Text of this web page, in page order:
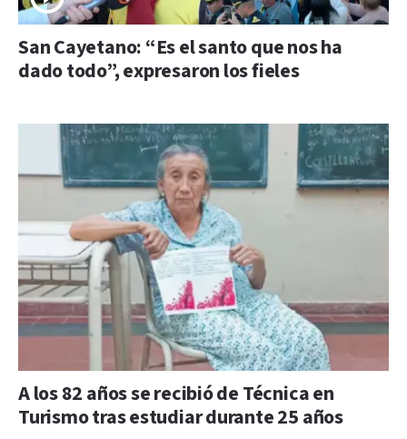
San Cayetano: “Es el santo que nos ha
dado todo”, expresaron los fieles
A los 82 años se recibió de Técnica en
Turismo tras estudiar durante 25 años